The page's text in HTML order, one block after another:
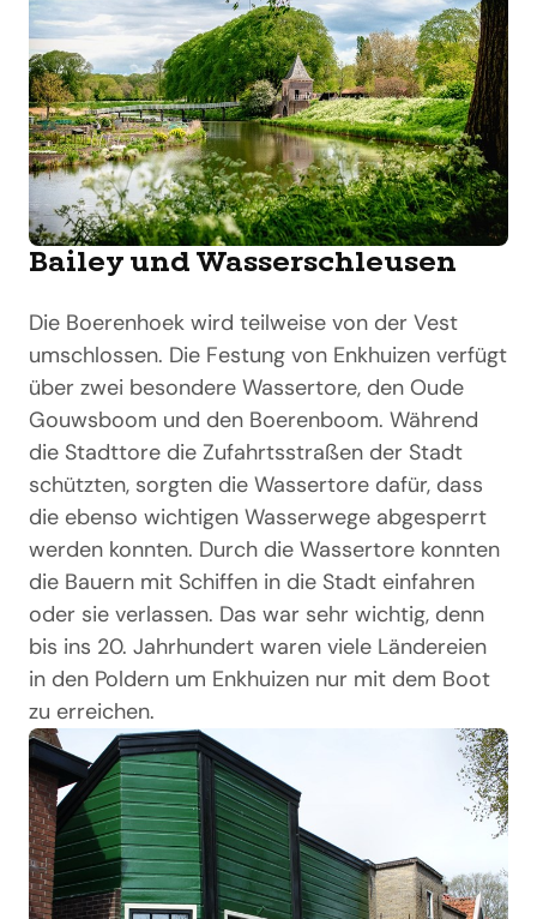
Bailey und Wasserschleusen
Die Boerenhoek wird teilweise von der Vest
umschlossen. Die Festung von Enkhuizen verfügt
über zwei besondere Wassertore, den Oude
Gouwsboom und den Boerenboom. Während
die Stadttore die Zufahrtsstraßen der Stadt
schützten, sorgten die Wassertore dafür, dass
die ebenso wichtigen Wasserwege abgesperrt
werden konnten. Durch die Wassertore konnten
die Bauern mit Schiffen in die Stadt einfahren
oder sie verlassen. Das war sehr wichtig, denn
bis ins 20. Jahrhundert waren viele Ländereien
in den Poldern um Enkhuizen nur mit dem Boot
zu erreichen.